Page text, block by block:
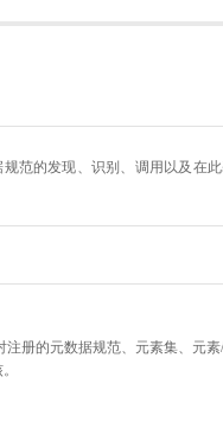
范的发现、识别、调用以及在
册的元数据规范、元素集、元